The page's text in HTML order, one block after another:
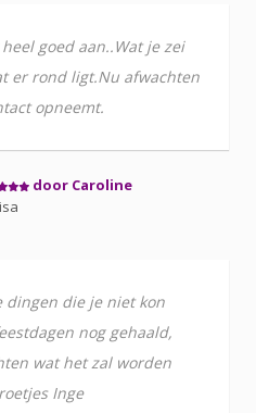
goed aan..Wat je zei
er rond ligt.Nu afwachten
opneemt.
door Caroline
dingen die je niet kon
nog gehaald,
wat het zal worden
Inge